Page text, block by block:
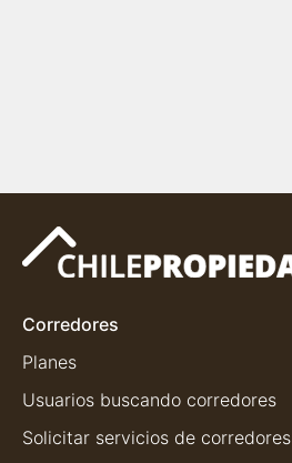
Corredores
Planes
Usuarios buscando corredores
Solicitar servicios de corredores